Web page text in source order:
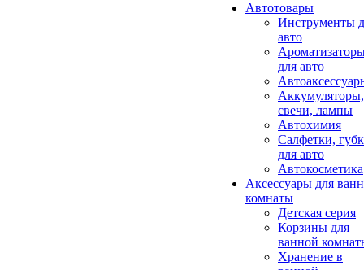
Автотовары
Инструменты
авто
для авто
Аккумуляторы,
свечи, лампы
Автохимия
Салфетки,
для авто
Автокосметика
Аксессуары для
комнаты
Детская серия
Корзины для
ванной
Хранение в